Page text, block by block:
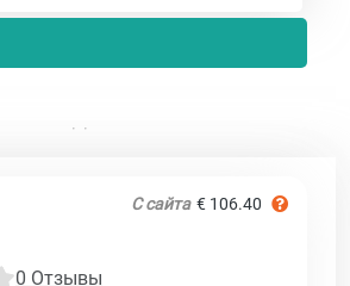
С сайта € 106.40
0 Отзывы